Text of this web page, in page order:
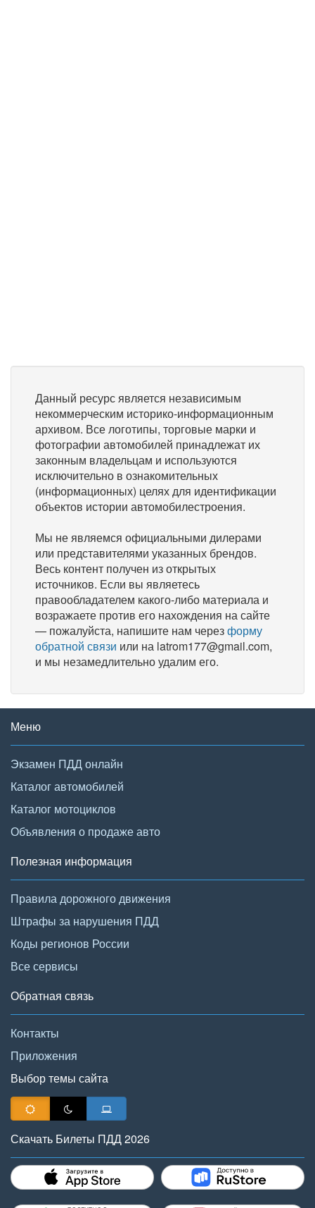
Данный ресурс является независимым
некоммерческим историко-информационным
архивом. Все логотипы, торговые марки и
фотографии автомобилей принадлежат их
законным владельцам и используются
исключительно в ознакомительных
(информационных) целях для идентификации
объектов истории автомобилестроения.
Мы не являемся официальными дилерами
или представителями указанных брендов.
Весь контент получен из открытых
источников. Если вы являетесь
правообладателем какого-либо материала и
возражаете против его нахождения на сайте
— пожалуйста, напишите нам черезформу
обратной связи или на latrom177@gmail.com,
и мы незамедлительно удалим его.
Меню
Экзамен ПДД онлайн
Каталог автомобилей
Каталог мотоциклов
Объявления о продаже авто
Полезная информация
Правила дорожного движения
Штрафы за нарушения ПДД
Коды регионов России
Все сервисы
Обратная связь
Контакты
Приложения
Выбор темы сайта
Скачать Билеты ПДД 2026